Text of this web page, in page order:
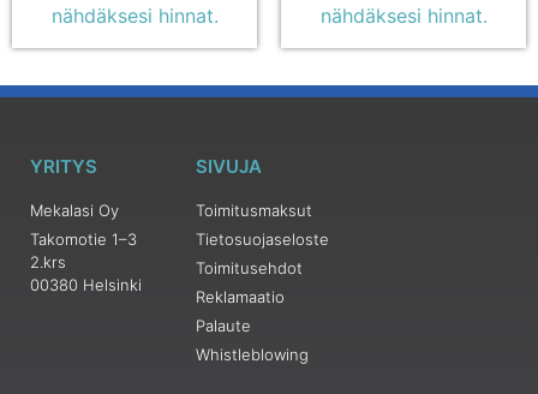
nähdäksesi hinnat.
nähdäksesi hinnat.
YRITYS
Mekalasi Oy
Takomotie 1–3
2.krs
00380 Helsinki
SIVUJA
Toimitusmaksut
Tietosuojaseloste
Toimitusehdot
Reklamaatio
Palaute
Whistleblowing